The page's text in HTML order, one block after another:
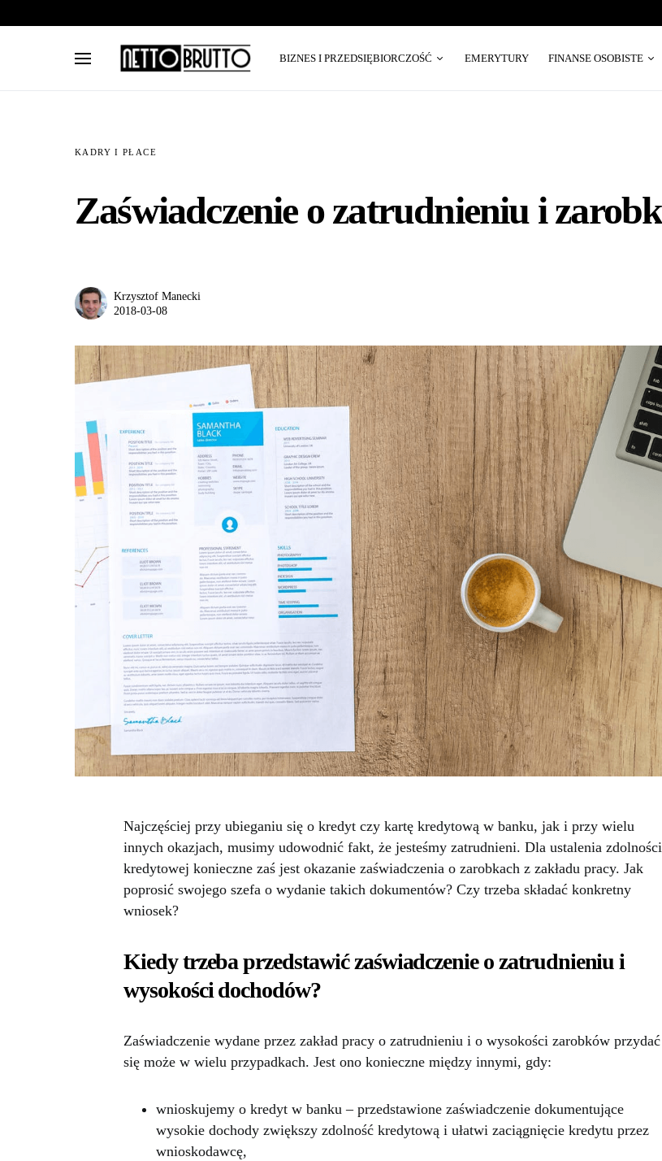
BIZNES I PRZEDSIĘBIORCZOŚĆ EMERYTURY FINANSE OSOBISTE
KADRY I PŁACE
Zaświadczenie o zatrudnieniu i
Krzysztof Manecki
2018-03-08
Najczęściej przy ubieganiu się o kredyt czy kartę kredytową w banku, jak i przy wielu
innych okazjach, musimy udowodnić fakt, że jesteśmy zatrudnieni. Dla ustalenia zdolności
kredytowej konieczne zaś jest okazanie zaświadczenia o zarobkach z zakładu pracy. Jak
poprosić swojego szefa o wydanie takich dokumentów? Czy trzeba składać konkretny
wniosek?
Kiedy trzeba przedstawić zaświadczenie o zatrudnieniu i
wysokości dochodów?
Zaświadczenie wydane przez zakład pracy o zatrudnieniu i o wysokości zarobków przydać
się może w wielu przypadkach. Jest ono konieczne między innymi, gdy:
wnioskujemy o kredyt w banku – przedstawione zaświadczenie dokumentujące
wysokie dochody zwiększy zdolność kredytową i ułatwi zaciągnięcie kredytu przez
wnioskodawcę,